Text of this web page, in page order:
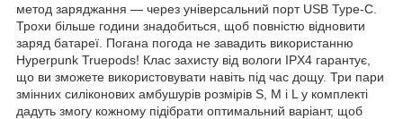
метод заряджання — через універсальний порт USB Type-C.
Трохи більше години знадобиться, щоб повністю відновити
заряд батареї. Погана погода не завадить використанню
Hyperpunk Truepods! Клас захисту від вологи IPX4 гарантує,
що ви зможете використовувати навіть під час дощу. Три пари
змінних силіконових амбушурів розмірів S, M і L у комплекті
дадуть змогу кожному підібрати оптимальний варіант, щоб